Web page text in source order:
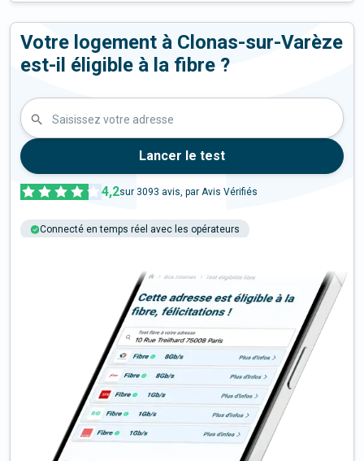
Votre logement à Clonas-sur-Varèze
est-il éligible à la fibre ?
Saisissez votre adresse
Lancer le test
4,2sur 3093 avis, par Avis Vérifiés
Connecté en temps réel avec les opérateurs